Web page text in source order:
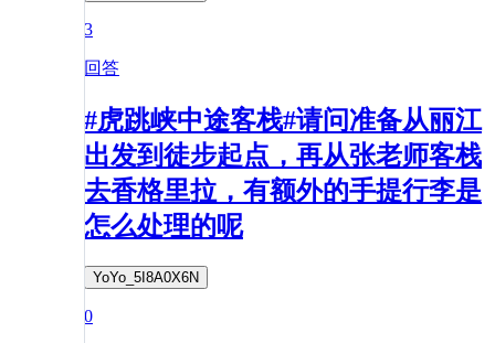
3
回答
#虎跳峡中途客栈#请问准备从丽江
出发到徒步起点，再从张老师客栈
去香格里拉，有额外的手提行李是
怎么处理的呢
YoYo_5I8A0X6N
0